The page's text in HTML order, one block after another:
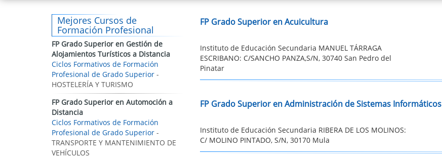
FP Grado Superior en Acuicultura
Instituto de Educación Secundaria MANUEL TÁRRAGA
ESCRIBANO: C/SANCHO PANZA,S/N, 30740 San Pedro del
Pinatar
FP Grado Superior en Administración de Sistemas Informáticos
Instituto de Educación Secundaria RIBERA DE LOS MOLINOS:
C/ MOLINO PINTADO, S/N, 30170 Mula
Mejores Cursos de
Formación Profesional
FP Grado Superior en Gestión de
Alojamientos Turísticos a Distancia
Ciclos Formativos de Formación
Profesional de Grado Superior -
HOSTELERÍA Y TURISMO
FP Grado Superior en Automoción a
Distancia
Ciclos Formativos de Formación
Profesional de Grado Superior -
TRANSPORTE Y MANTENIMIENTO DE
VEHÍCULOS